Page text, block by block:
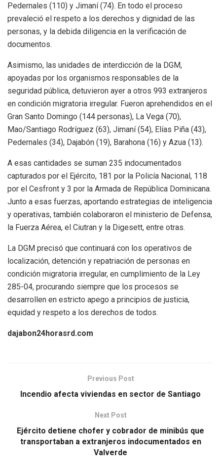
Pedernales (110) y Jimaní (74). En todo el proceso
prevaleció el respeto a los derechos y dignidad de las
personas, y la debida diligencia en la verificación de
documentos.
Asimismo, las unidades de interdicción de la DGM,
apoyadas por los organismos responsables de la
seguridad pública, detuvieron ayer a otros 993 extranjeros
en condición migratoria irregular. Fueron aprehendidos en el
Gran Santo Domingo (144 personas), La Vega (70),
Mao/Santiago Rodríguez (63), Jimaní (54), Elías Piña (43),
Pedernales (34), Dajabón (19), Barahona (16) y Azua (13).
A esas cantidades se suman 235 indocumentados
capturados por el Ejército, 181 por la Policía Nacional, 118
por el Cesfront y 3 por la Armada de República Dominicana.
Junto a esas fuerzas, aportando estrategias de inteligencia
y operativas, también colaboraron el ministerio de Defensa,
la Fuerza Aérea, el Ciutran y la Digesett, entre otras.
La DGM precisó que continuará con los operativos de
localización, detención y repatriación de personas en
condición migratoria irregular, en cumplimiento de la Ley
285-04, procurando siempre que los procesos se
desarrollen en estricto apego a principios de justicia,
equidad y respeto a los derechos de todos.
dajabon24horasrd.com
Previous Post
Incendio afecta viviendas en sector de Santiago
Next Post
Ejército detiene chofer y cobrador de minibús que
transportaban a extranjeros indocumentados en
Valverde